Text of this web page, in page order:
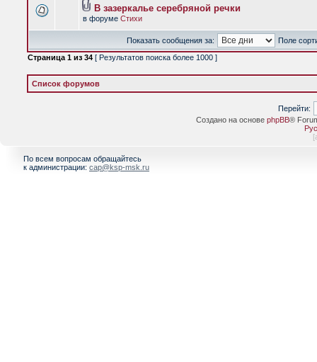
В зазеркалье серебряной речки
в форуме Стихи
Показать сообщения за:
Поле
Страница 1 из 34 [ Результатов поиска более 1000 ]
Список форумов
Перейти:
Создано на основе phpBB®
[
По всем вопросам обращайтесь
к администрации: cap@ksp-msk.ru